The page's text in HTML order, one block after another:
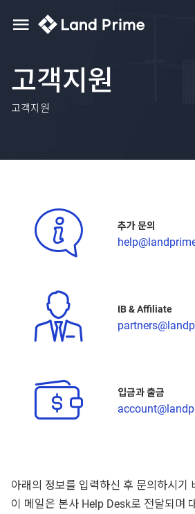
고객지원
고객지원
추가 문의
IB & Affiliate
입금과 출금
아래의 정보를 입력하신 후 문의하시기
이 메일은 본사 Help Desk로 전달되며